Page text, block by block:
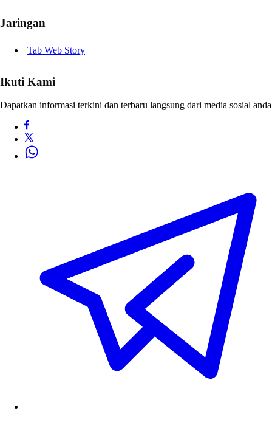
Jaringan
Tab Web Story
Ikuti Kami
Dapatkan informasi terkini dan terbaru langsung dari media sosial anda